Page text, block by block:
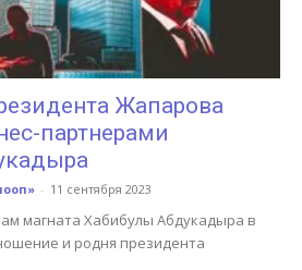
Жапарова
партнерами
- 11 сентября 2023
магната Хабибулы Абдукадыра в
и родня президента